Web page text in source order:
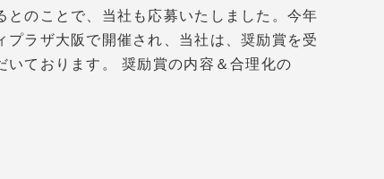
のことで、当社も応募いたしました。今年
ラザ大阪で開催され、当社は、奨励賞を受
ております。 奨励賞の内容＆合理化の